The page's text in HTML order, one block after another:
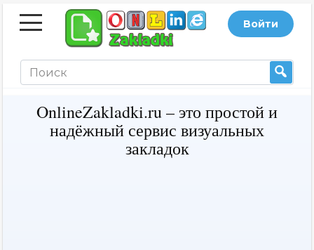
Перейти
содержанию
Войти
OnlineZakladki.ru – это простой и
надёжный сервис визуальных
закладок